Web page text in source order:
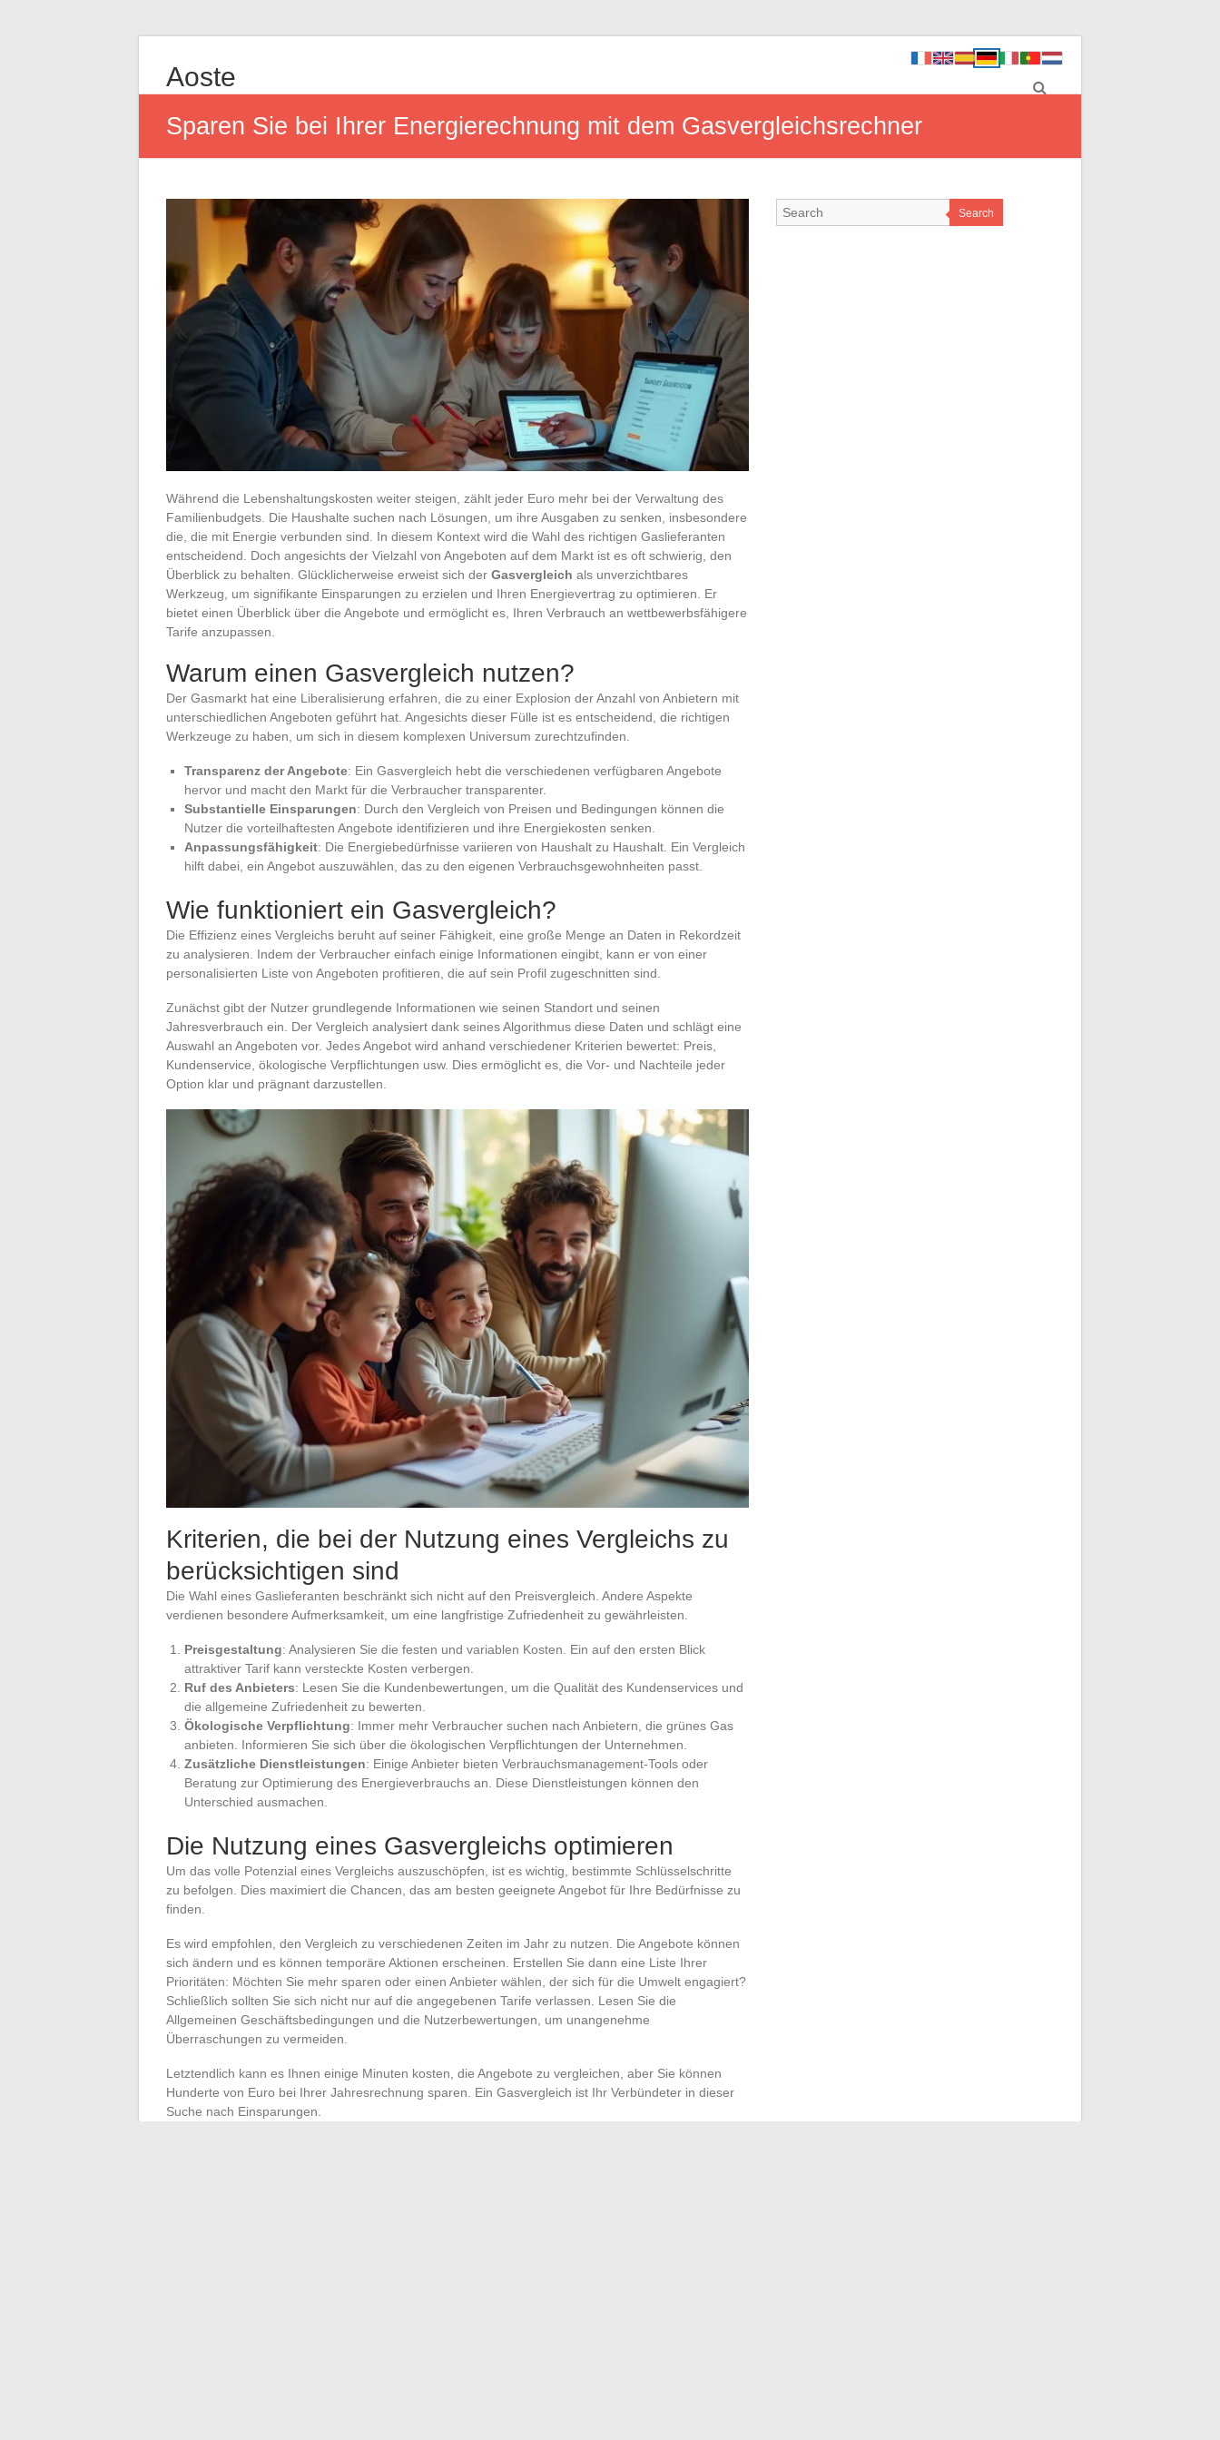
Aoste
Sparen Sie bei Ihrer Energierechnung mit dem Gasvergleichsrechner
Während die Lebenshaltungskosten weiter steigen, zählt jeder Euro mehr bei der Verwaltung des
Familienbudgets. Die Haushalte suchen nach Lösungen, um ihre Ausgaben zu senken, insbesondere
die, die mit Energie verbunden sind. In diesem Kontext wird die Wahl des richtigen Gaslieferanten
entscheidend. Doch angesichts der Vielzahl von Angeboten auf dem Markt ist es oft schwierig, den
Überblick zu behalten. Glücklicherweise erweist sich der Gasvergleich als unverzichtbares
Werkzeug, um signifikante Einsparungen zu erzielen und Ihren Energievertrag zu optimieren. Er
bietet einen Überblick über die Angebote und ermöglicht es, Ihren Verbrauch an wettbewerbsfähigere
Tarife anzupassen.
Warum einen Gasvergleich nutzen?
Der Gasmarkt hat eine Liberalisierung erfahren, die zu einer Explosion der Anzahl von Anbietern mit
unterschiedlichen Angeboten geführt hat. Angesichts dieser Fülle ist es entscheidend, die richtigen
Werkzeuge zu haben, um sich in diesem komplexen Universum zurechtzufinden.
Transparenz der Angebote: Ein Gasvergleich hebt die verschiedenen verfügbaren Angebote
hervor und macht den Markt für die Verbraucher transparenter.
Substantielle Einsparungen: Durch den Vergleich von Preisen und Bedingungen können die
Nutzer die vorteilhaftesten Angebote identifizieren und ihre Energiekosten senken.
Anpassungsfähigkeit: Die Energiebedürfnisse variieren von Haushalt zu Haushalt. Ein Vergleich
hilft dabei, ein Angebot auszuwählen, das zu den eigenen Verbrauchsgewohnheiten passt.
Wie funktioniert ein Gasvergleich?
Die Effizienz eines Vergleichs beruht auf seiner Fähigkeit, eine große Menge an Daten in Rekordzeit
zu analysieren. Indem der Verbraucher einfach einige Informationen eingibt, kann er von einer
personalisierten Liste von Angeboten profitieren, die auf sein Profil zugeschnitten sind.
Zunächst gibt der Nutzer grundlegende Informationen wie seinen Standort und seinen
Jahresverbrauch ein. Der Vergleich analysiert dank seines Algorithmus diese Daten und schlägt eine
Auswahl an Angeboten vor. Jedes Angebot wird anhand verschiedener Kriterien bewertet: Preis,
Kundenservice, ökologische Verpflichtungen usw. Dies ermöglicht es, die Vor- und Nachteile jeder
Option klar und prägnant darzustellen.
Kriterien, die bei der Nutzung eines Vergleichs zu
berücksichtigen sind
Die Wahl eines Gaslieferanten beschränkt sich nicht auf den Preisvergleich. Andere Aspekte
verdienen besondere Aufmerksamkeit, um eine langfristige Zufriedenheit zu gewährleisten.
Preisgestaltung: Analysieren Sie die festen und variablen Kosten. Ein auf den ersten Blick
attraktiver Tarif kann versteckte Kosten verbergen.
Ruf des Anbieters: Lesen Sie die Kundenbewertungen, um die Qualität des Kundenservices und
die allgemeine Zufriedenheit zu bewerten.
Ökologische Verpflichtung: Immer mehr Verbraucher suchen nach Anbietern, die grünes Gas
anbieten. Informieren Sie sich über die ökologischen Verpflichtungen der Unternehmen.
Zusätzliche Dienstleistungen: Einige Anbieter bieten Verbrauchsmanagement-Tools oder
Beratung zur Optimierung des Energieverbrauchs an. Diese Dienstleistungen können den
Unterschied ausmachen.
Die Nutzung eines Gasvergleichs optimieren
Um das volle Potenzial eines Vergleichs auszuschöpfen, ist es wichtig, bestimmte Schlüsselschritte
zu befolgen. Dies maximiert die Chancen, das am besten geeignete Angebot für Ihre Bedürfnisse zu
finden.
Es wird empfohlen, den Vergleich zu verschiedenen Zeiten im Jahr zu nutzen. Die Angebote können
sich ändern und es können temporäre Aktionen erscheinen. Erstellen Sie dann eine Liste Ihrer
Prioritäten: Möchten Sie mehr sparen oder einen Anbieter wählen, der sich für die Umwelt engagiert?
Schließlich sollten Sie sich nicht nur auf die angegebenen Tarife verlassen. Lesen Sie die
Allgemeinen Geschäftsbedingungen und die Nutzerbewertungen, um unangenehme
Überraschungen zu vermeiden.
Letztendlich kann es Ihnen einige Minuten kosten, die Angebote zu vergleichen, aber Sie können
Hunderte von Euro bei Ihrer Jahresrechnung sparen. Ein Gasvergleich ist Ihr Verbündeter in dieser
Suche nach Einsparungen.
Search